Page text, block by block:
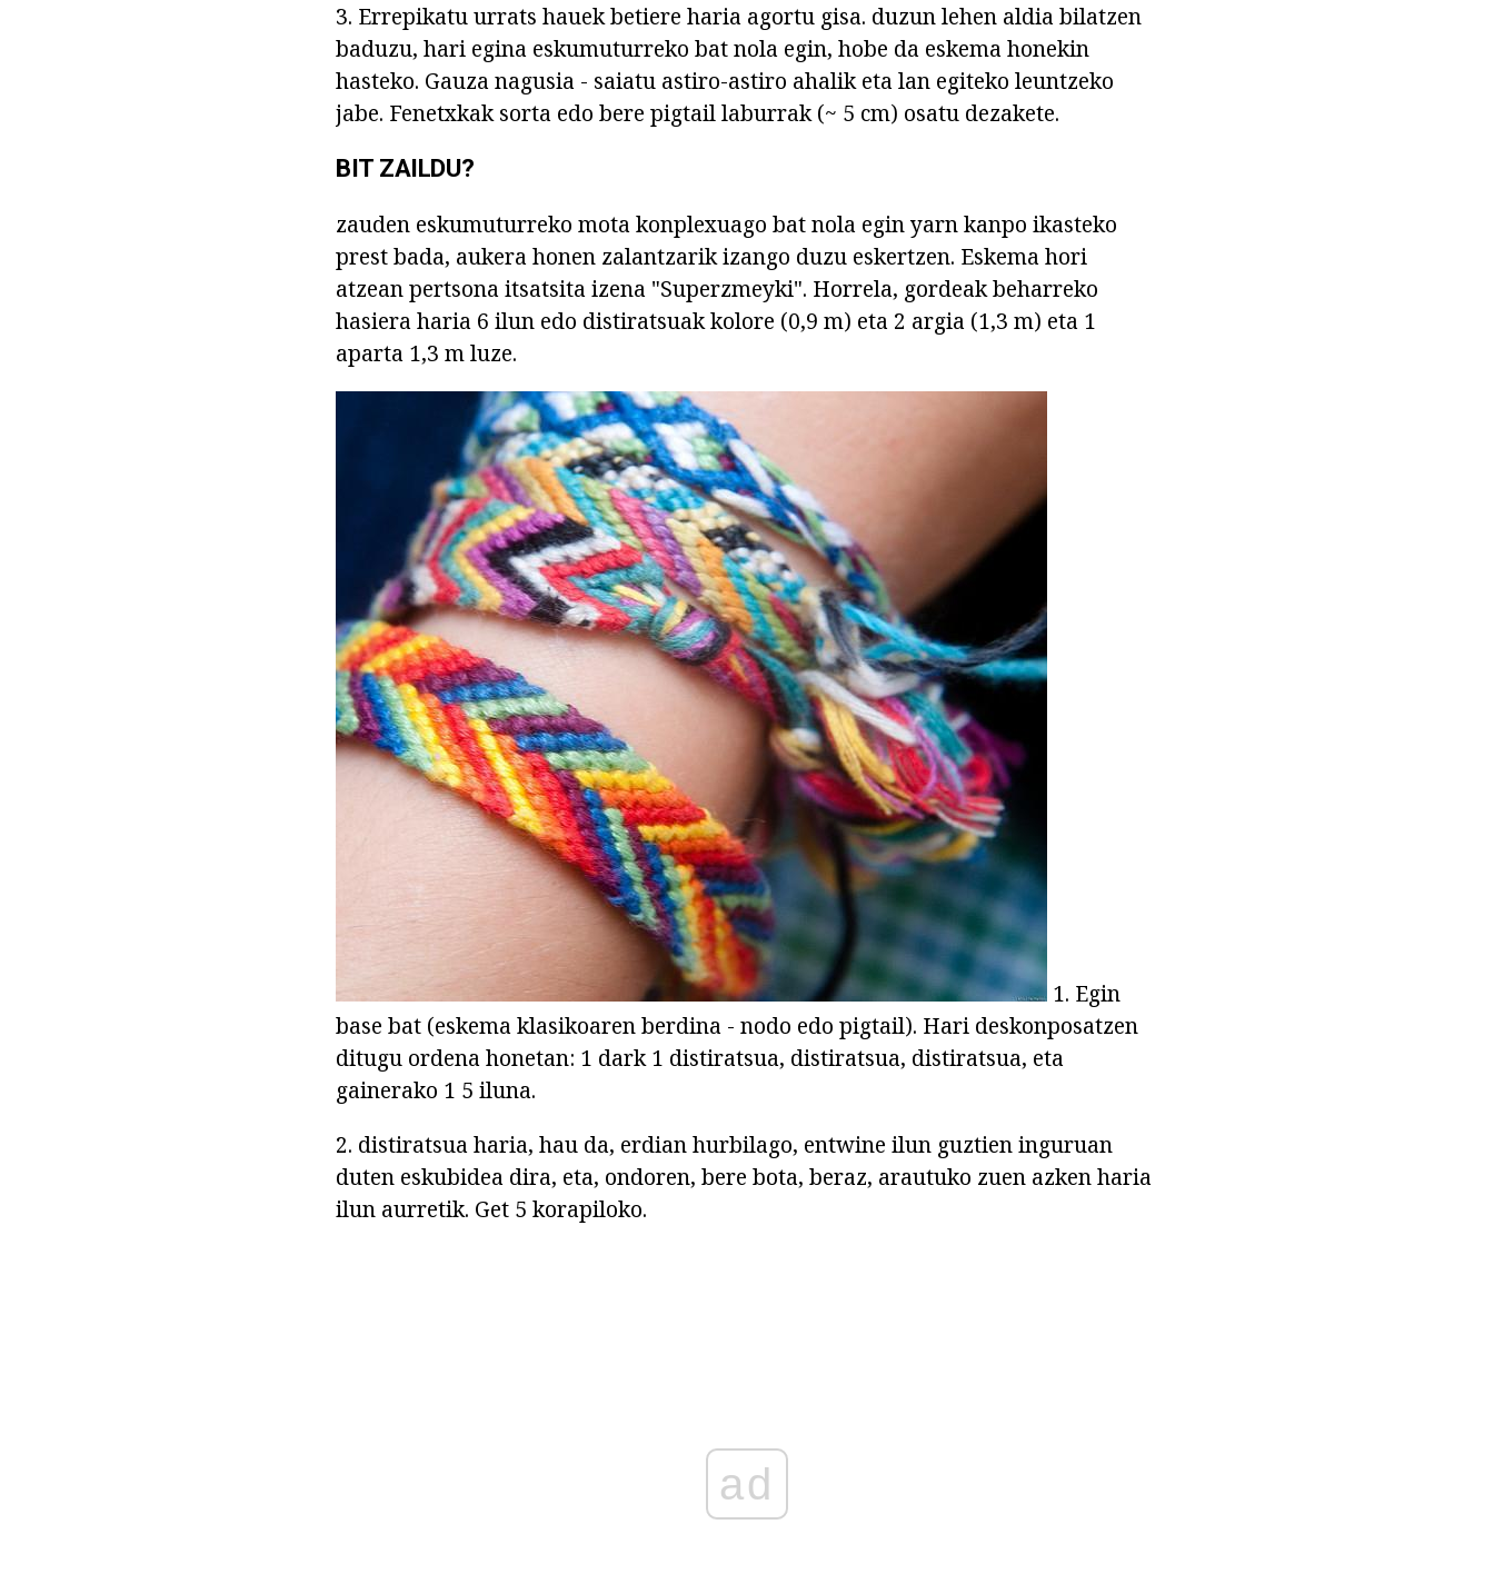
3. Errepikatu urrats hauek betiere haria agortu gisa. duzun lehen aldia bilatzen
baduzu, hari egina eskumuturreko bat nola egin, hobe da eskema honekin
hasteko. Gauza nagusia - saiatu astiro-astiro ahalik eta lan egiteko leuntzeko
jabe. Fenetxkak sorta edo bere pigtail laburrak (~ 5 cm) osatu dezakete.
BIT ZAILDU?
zauden eskumuturreko mota konplexuago bat nola egin yarn kanpo ikasteko
prest bada, aukera honen zalantzarik izango duzu eskertzen. Eskema hori
atzean pertsona itsatsita izena "Superzmeyki". Horrela, gordeak beharreko
hasiera haria 6 ilun edo distiratsuak kolore (0,9 m) eta 2 argia (1,3 m) eta 1
aparta 1,3 m luze.
1. Egin
base bat (eskema klasikoaren berdina - nodo edo pigtail). Hari deskonposatzen
ditugu ordena honetan: 1 dark 1 distiratsua, distiratsua, distiratsua, eta
gainerako 1 5 iluna.
2. distiratsua haria, hau da, erdian hurbilago, entwine ilun guztien inguruan
duten eskubidea dira, eta, ondoren, bere bota, beraz, arautuko zuen azken haria
ilun aurretik. Get 5 korapiloko.
ad